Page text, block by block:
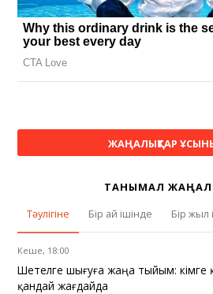
ЖАҢАЛЫҚТАР
ТАНЫМАЛ
Тәулігіне
Бір ай ішінде Бір жыл
Кеше, 18:00
Шетелге шығуға жаңа тыйым: кімге
қандай жағдайда